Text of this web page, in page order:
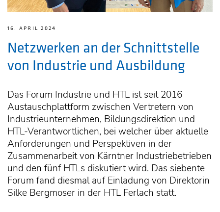
16. APRIL 2024
Netzwerken an der Schnittstelle
von Industrie und Ausbildung
Das Forum Industrie und HTL ist seit 2016
Austauschplattform zwischen Vertretern von
Industrieunternehmen, Bildungsdirektion und
HTL-Verantwortlichen, bei welcher über aktuelle
Anforderungen und Perspektiven in der
Zusammenarbeit von Kärntner Industriebetrieben
und den fünf HTLs diskutiert wird. Das siebente
Forum fand diesmal auf Einladung von Direktorin
Silke Bergmoser in der HTL Ferlach statt.